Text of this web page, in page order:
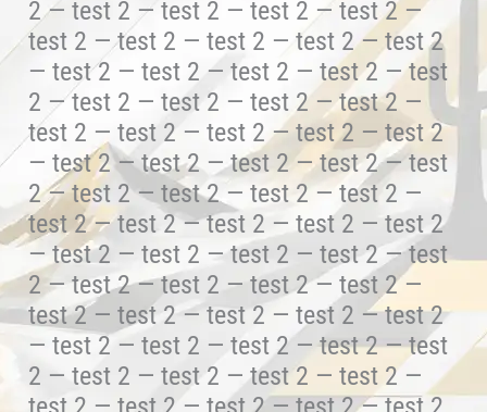
2 — test 2 — test 2 — test 2 — test 2 —
test 2 — test 2 — test 2 — test 2 — test 2
— test 2 — test 2 — test 2 — test 2 — test
2 — test 2 — test 2 — test 2 — test 2 —
test 2 — test 2 — test 2 — test 2 — test 2
— test 2 — test 2 — test 2 — test 2 — test
2 — test 2 — test 2 — test 2 — test 2 —
test 2 — test 2 — test 2 — test 2 — test 2
— test 2 — test 2 — test 2 — test 2 — test
2 — test 2 — test 2 — test 2 — test 2 —
test 2 — test 2 — test 2 — test 2 — test 2
— test 2 — test 2 — test 2 — test 2 — test
2 — test 2 — test 2 — test 2 — test 2 —